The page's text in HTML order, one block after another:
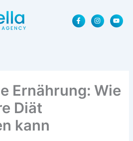
F
a
c
I
n
s
Y
o
u
Ernährung: Wie
Diät
kann